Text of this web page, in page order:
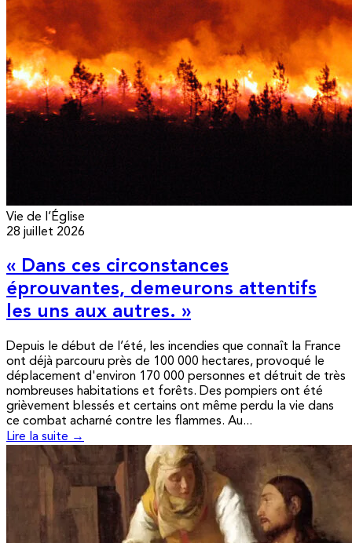
Vie de l’Église
28 juillet 2026
« Dans ces circonstances
éprouvantes, demeurons attentifs
les uns aux autres. »
Depuis le début de l’été, les incendies que connaît la France
ont déjà parcouru près de 100 000 hectares, provoqué le
déplacement d'environ 170 000 personnes et détruit de très
nombreuses habitations et forêts. Des pompiers ont été
grièvement blessés et certains ont même perdu la vie dans
ce combat acharné contre les flammes. Au...
Lire la suite →